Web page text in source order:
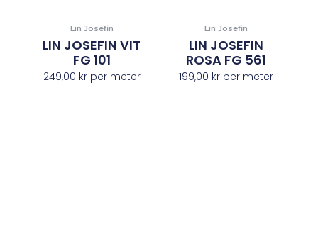
Lin Josefin
LIN JOSEFIN VIT
FG 101
249,00 krper meter
Lin Josefin
LIN JOSEFIN
ROSA FG 561
199,00 kr per meter